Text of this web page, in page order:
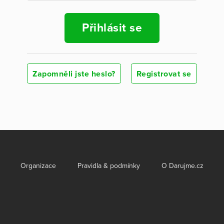
Přihlásit se
Zapomněli jste heslo? Registrovat se
Organizace Pravidla & podmínky O Darujme.cz